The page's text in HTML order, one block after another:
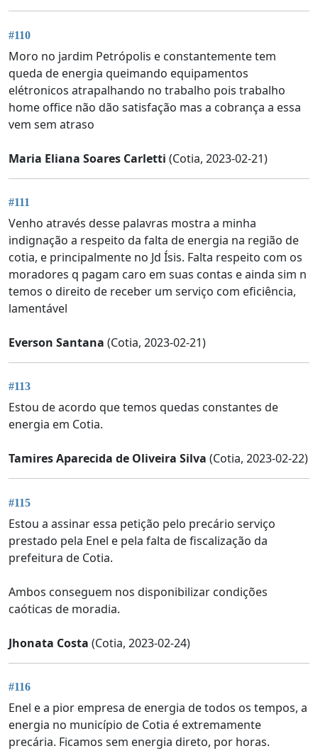
#110
Moro no jardim Petrópolis e constantemente tem
queda de energia queimando equipamentos
elétronicos atrapalhando no trabalho pois trabalho
home office não dão satisfação mas a cobrança a essa
vem sem atraso
Maria Eliana Soares Carletti (Cotia, 2023-02-21)
#111
Venho através desse palavras mostra a minha
indignação a respeito da falta de energia na região de
cotia, e principalmente no Jd Ísis. Falta respeito com os
moradores q pagam caro em suas contas e ainda sim n
temos o direito de receber um serviço com eficiência,
lamentável
Everson Santana (Cotia, 2023-02-21)
#113
Estou de acordo que temos quedas constantes de
energia em Cotia.
Tamires Aparecida de Oliveira Silva (Cotia, 2023-02-22)
#115
Estou a assinar essa petição pelo precário serviço
prestado pela Enel e pela falta de fiscalização da
prefeitura de Cotia.
Ambos conseguem nos disponibilizar condições
caóticas de moradia.
Jhonata Costa (Cotia, 2023-02-24)
#116
Enel e a pior empresa de energia de todos os tempos, a
energia no município de Cotia é extremamente
precária. Ficamos sem energia direto, por horas.